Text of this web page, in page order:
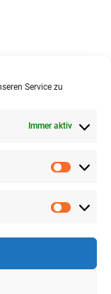
Service zu
Immer aktiv
Uhr
Uhr
Uhr
Uhr